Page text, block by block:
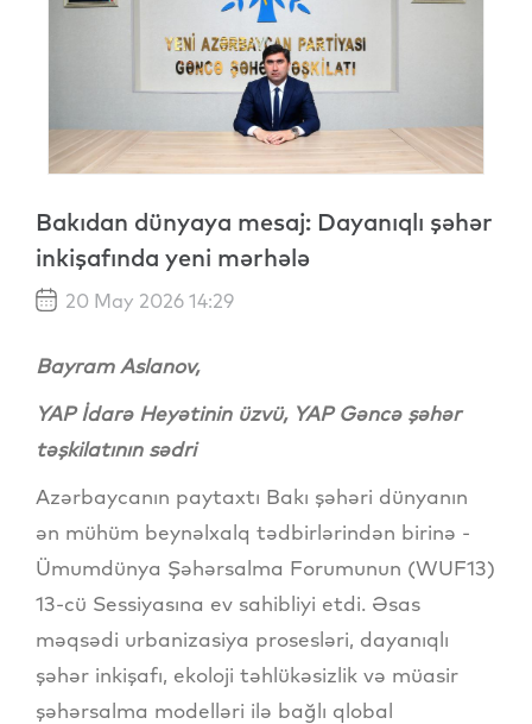
Bakıdan dünyaya mesaj: Dayanıqlı şəhər
inkişafında yeni mərhələ
20 May 2026 14:29
Bayram Aslanov,
YAP İdarə Heyətinin üzvü, YAP Gəncə şəhər
təşkilatının sədri
Azərbaycanın paytaxtı Bakı şəhəri dünyanın
ən mühüm beynəlxalq tədbirlərindən birinə -
Ümumdünya Şəhərsalma Forumunun (WUF13)
13-cü Sessiyasına ev sahibliyi etdi. Əsas
məqsədi urbanizasiya prosesləri, dayanıqlı
şəhər inkişafı, ekoloji təhlükəsizlik və müasir
şəhərsalma modelləri ilə bağlı qlobal